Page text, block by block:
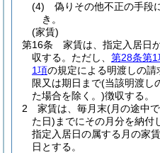
(4)
偽りその他不正の手段
き。
(家賃)
第16条
家賃は、指定入居日
収する。 ただし、 第28条第1
1項の規定による明渡しの
限又は期日まで(当該明渡し
た場合を除く。)徴収する。
2
家賃は、毎月末(月の途中
た日) までにその月分を納付
指定入居日の属する月の家
日とする。